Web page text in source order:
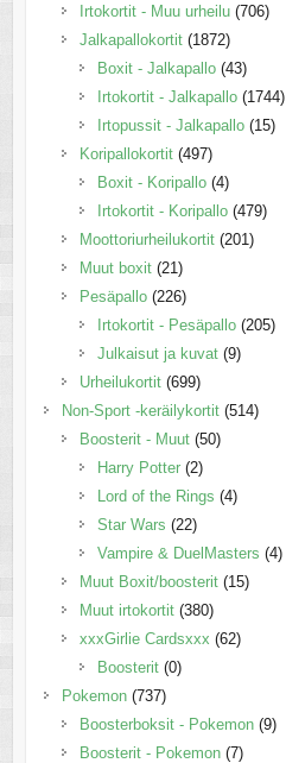
Irtokortit - Muu urheilu (706)
Jalkapallokortit (1872)
Boxit - Jalkapallo (43)
Irtokortit - Jalkapallo (1744)
Irtopussit - Jalkapallo (15)
Koripallokortit (497)
Boxit - Koripallo (4)
Irtokortit - Koripallo (479)
Moottoriurheilukortit (201)
Muut boxit (21)
Pesäpallo (226)
Irtokortit - Pesäpallo (205)
Julkaisut ja kuvat (9)
Urheilukortit (699)
Non-Sport -keräilykortit (514)
Boosterit - Muut (50)
Harry Potter (2)
Lord of the Rings (4)
Star Wars (22)
Vampire & DuelMasters (4)
Muut Boxit/boosterit (15)
Muut irtokortit (380)
xxxGirlie Cardsxxx (62)
Boosterit (0)
Pokemon (737)
Boosterboksit - Pokemon (9)
Boosterit - Pokemon (7)